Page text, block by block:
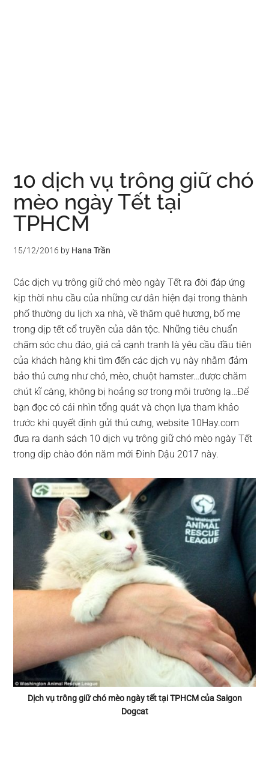
10 dịch vụ trông giữ chó
mèo ngày Tết tại
TPHCM
15/12/2016 by Hana Trần
Các dịch vụ trông giữ chó mèo ngày Tết ra đời đáp ứng
kịp thời nhu cầu của những cư dân hiện đại trong thành
phố thường du lịch xa nhà, về thăm quê hương, bố mẹ
trong dịp tết cổ truyền của dân tộc. Những tiêu chuẩn
chăm sóc chu đáo, giá cả cạnh tranh là yêu cầu đầu tiên
của khách hàng khi tìm đến các dịch vụ này nhằm đảm
bảo thú cưng như chó, mèo, chuột hamster…được chăm
chút kĩ càng, không bị hoảng sợ trong môi trường lạ…Để
bạn đọc có cái nhìn tổng quát và chọn lựa tham khảo
trước khi quyết định gửi thú cưng, website 10Hay.com
đưa ra danh sách 10 dịch vụ trông giữ chó mèo ngày Tết
trong dịp chào đón năm mới Đinh Dậu 2017 này.
Dịch vụ trông giữ chó mèo ngày tết tại TPHCM của Saigon
Dogcat